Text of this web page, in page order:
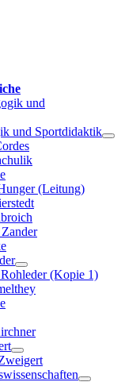
und
und Sportdidaktik
(Leitung)
(Kopie 1)